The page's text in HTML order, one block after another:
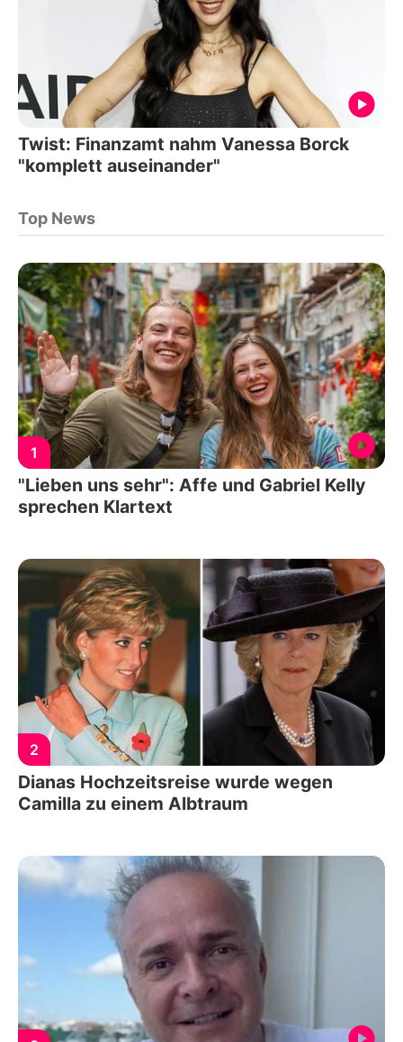
Twist: Finanzamt nahm Vanessa Borck
"komplett auseinander"
Top News
1
"Lieben uns sehr": Affe und Gabriel Kelly
sprechen Klartext
2
Dianas Hochzeitsreise wurde wegen
Camilla zu einem Albtraum